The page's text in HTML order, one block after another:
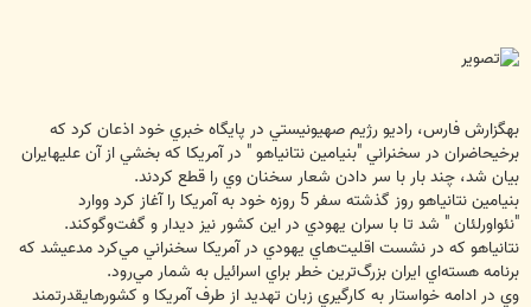
بهگزارش فارس، راديو رژيم صهيونيستي در پايگاه خبري خود اذعان كرد كه
برخيحاضران در سخنراني "بنيامين نتانياهو " در آمريكا كه بخشي از آن عليهايران
بيان شد، چند بار با سر دادن شعار سخنان وي را قطع كردند.
بنيامين نتانياهو روز گذشته سفر 5 روزه خود به آمريكا را آغاز كرد ووارد
"نئواورلئان " شد تا با سران يهودي در اين كشور نيز ديدار و گفت‌وگوكند.
نتانياهو كه در نشست اقليت‌هاي يهودي در آمريكا سخنراني مي‌كرد مدعيشد كه
برنامه هسته‌اي ايران بزرگ‌ترين خطر براي اسرائيل به شمار مي‌رود.
وي در ادامه خواستار به كارگيري زبان تهديد از طرف آمريكا و كشورهايقدرتمند